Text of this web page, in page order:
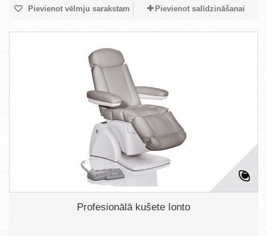
Pievienot vēlmju sarakstam Pievienot salīdzināšanai
Profesionālā kušete Ionto